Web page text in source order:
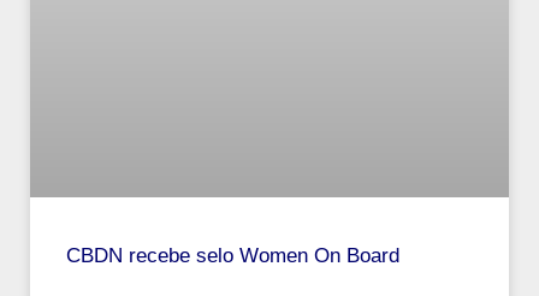
CBDN recebe selo Women On Board